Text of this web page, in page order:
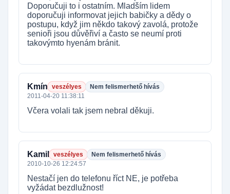
Doporučuji to i ostatním. Mladším lidem
doporučuji informovat jejich babičky a dědy o
postupu, když jim někdo takový zavolá, protože
senioři jsou důvěřiví a často se neumí proti
takovýmto hyenám bránit.
Kmín veszélyes
Nem felismerhető hívás
2011-04-20 11:38:11
Včera volali tak jsem nebral děkuji.
Kamil veszélyes
Nem felismerhető hívás
2010-10-26 12:24:57
Nestačí jen do telefonu říct NE, je potřeba
vyžádat bezdlužnost!